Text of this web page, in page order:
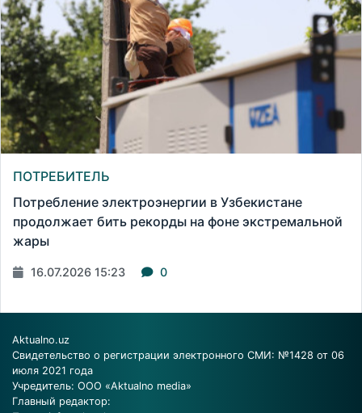
ПОТРЕБИТЕЛЬ
Потребление электроэнергии в Узбекистане
продолжает бить рекорды на фоне экстремальной
жары
16.07.2026 15:23 0
Aktualno.uz
Свидетельство о регистрации электронного СМИ: №1428 от 06
июля 2021 года
Учредитель: ООО «Aktualno media»
Главный редактор: